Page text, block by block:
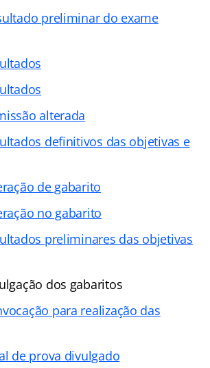
preliminar do exame
alterada
definitivos das objetivas e
de gabarito
no gabarito
preliminares das objetivas
dos gabaritos
para realização das
de prova divulgado